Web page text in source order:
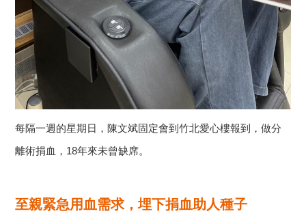
每隔一週的星期日，陳文斌固定會到竹北愛心樓報到，做分
離術捐血，18年來未曾缺席。
至親緊急用血需求，埋下捐血助人種子